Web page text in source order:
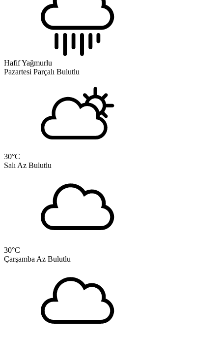
Hafif Yağmurlu
Pazartesi Parçalı Bulutlu
30°C
Salı Az Bulutlu
30°C
Çarşamba Az Bulutlu